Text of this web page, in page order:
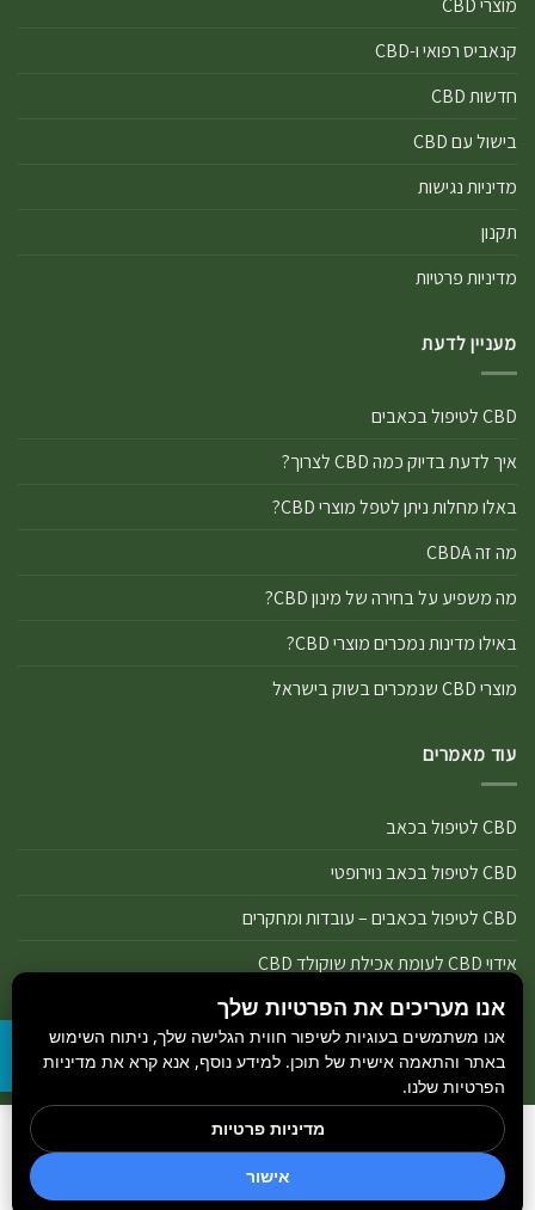
מוצרי CBD
קנאביס רפואי ו-CBD
חדשות CBD
בישול עם CBD
מדיניות נגישות
תקנון
מדיניות פרטיות
מעניין לדעת
CBD לטיפול בכאבים
איך לדעת בדיוק כמה CBD לצרוך?
באלו מחלות ניתן לטפל מוצרי CBD?
מה זה CBDA
מה משפיע על בחירה של מינון CBD?
באילו מדינות נמכרים מוצרי CBD?
מוצרי CBD שנמכרים בשוק בישראל
עוד מאמרים
CBD לטיפול בכאב
CBD לטיפול בכאב נוירופטי
CBD לטיפול בכאבים – עובדות ומחקרים
אידוי CBD לעומת אכילת שוקולד CBD
אידוי נכון של מוצרי שמן ותפרחת CBD
אידוי שמן CBD או אידוי תפרחת CBD
הבלוג
כל הזכויות שמורות 2026 © GetCBDוהיצרנים הנמצאים באתר.
חדשות קנאביס
מקודם ע״יRank+ סוכן חכם לאתר
אנו מעריכים את הפרטיות שלך
אנו משתמשים בעוגיות לשיפור חווית הגלישה שלך, ניתוח השימוש
באתר והתאמה אישית של תוכן. למידע נוסף, אנא קרא את מדיניות
הפרטיות שלנו.
אישור
מדיניות פרטיות